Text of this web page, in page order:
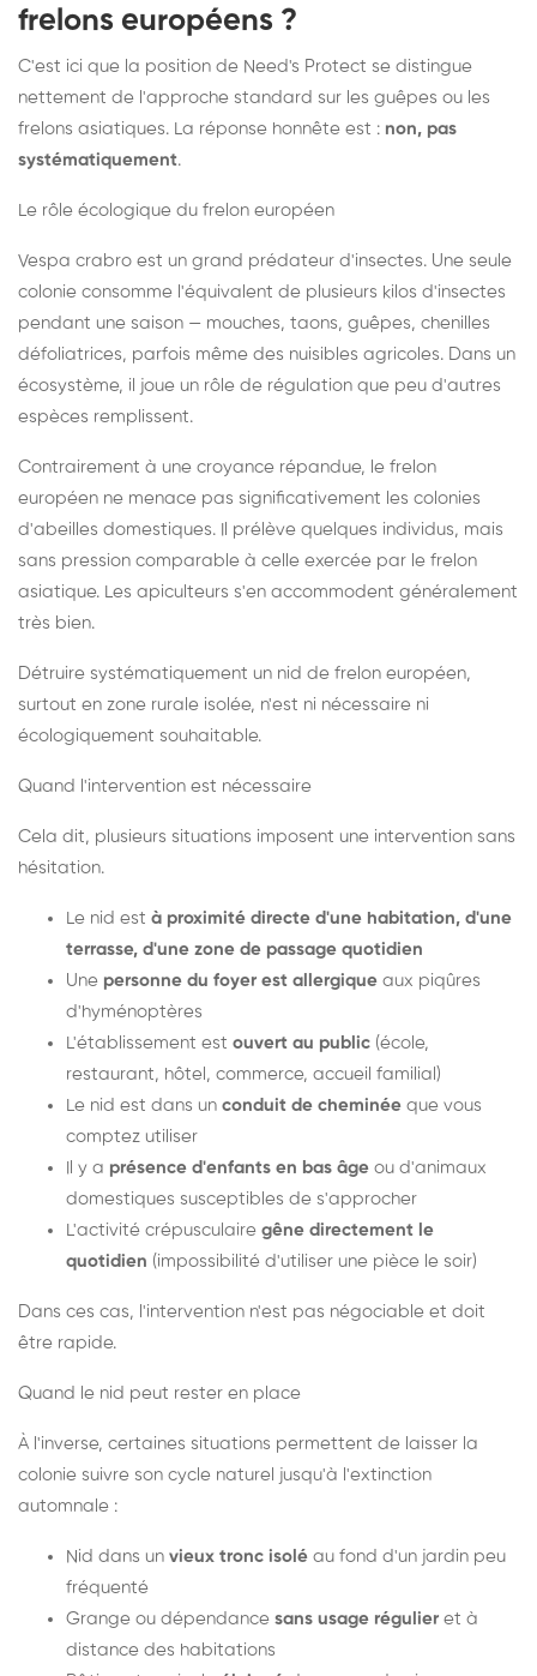
frelons européens ?
C'est ici que la position de Need's Protect se distingue
nettement de l'approche standard sur les guêpes ou les
frelons asiatiques. La réponse honnête est : non, pas
systématiquement.
Le rôle écologique du frelon européen
Vespa crabro est un grand prédateur d'insectes. Une seule
colonie consomme l'équivalent de plusieurs kilos d'insectes
pendant une saison — mouches, taons, guêpes, chenilles
défoliatrices, parfois même des nuisibles agricoles. Dans un
écosystème, il joue un rôle de régulation que peu d'autres
espèces remplissent.
Contrairement à une croyance répandue, le frelon
européen ne menace pas significativement les colonies
d'abeilles domestiques. Il prélève quelques individus, mais
sans pression comparable à celle exercée par le frelon
asiatique. Les apiculteurs s'en accommodent généralement
très bien.
Détruire systématiquement un nid de frelon européen,
surtout en zone rurale isolée, n'est ni nécessaire ni
écologiquement souhaitable.
Quand l'intervention est nécessaire
Cela dit, plusieurs situations imposent une intervention sans
hésitation.
Le nid est à proximité directe d'une habitation, d'une
terrasse, d'une zone de passage quotidien
Une personne du foyer est allergique aux piqûres
d'hyménoptères
L'établissement est ouvert au public (école,
restaurant, hôtel, commerce, accueil familial)
Le nid est dans un conduit de cheminée que vous
comptez utiliser
Il y a présence d'enfants en bas âge ou d'animaux
domestiques susceptibles de s'approcher
L'activité crépusculaire gêne directement le
quotidien (impossibilité d'utiliser une pièce le soir)
Dans ces cas, l'intervention n'est pas négociable et doit
être rapide.
Quand le nid peut rester en place
À l'inverse, certaines situations permettent de laisser la
colonie suivre son cycle naturel jusqu'à l'extinction
automnale :
Nid dans un vieux tronc isolé au fond d'un jardin peu
fréquenté
Grange ou dépendance sans usage régulier et à
distance des habitations